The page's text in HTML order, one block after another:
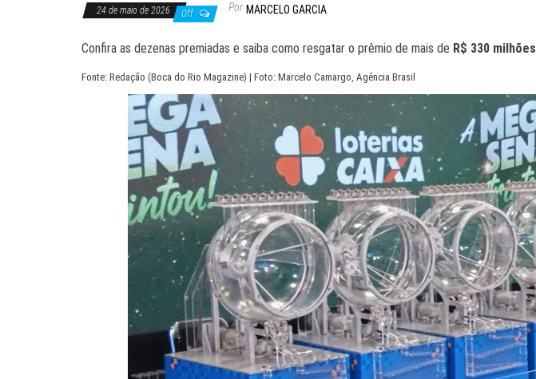
24 de maio de 2026 Off Por MARCELO GARCIA
Confira as dezenas premiadas e saiba como resgatar o prêmio de mais de R$ 330 milhões
Fonte: Redação (Boca do Rio Magazine) | Foto: Marcelo Camargo, Agência Brasil